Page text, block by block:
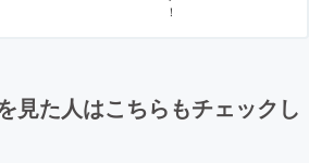
！
見た人はこちらもチェックし